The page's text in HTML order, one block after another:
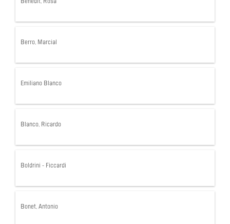
Benedit, Rosa
Berro, Marcial
Emiliano Blanco
Blanco, Ricardo
Boldrini - Ficcardi
Bonet, Antonio